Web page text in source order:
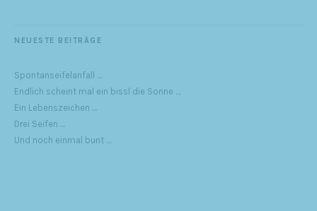
NEUESTE BEITRÄGE
Spontanseifelanfall …
Endlich scheint mal ein bissl die Sonne …
Ein Lebenszeichen …
Drei Seifen …
Und noch einmal bunt …